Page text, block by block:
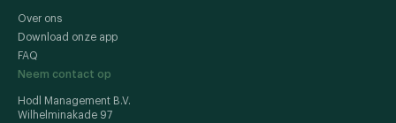
Over ons
Download onze app
FAQ
Neem contact op
Hodl Management B.V.
Wilhelminakade 97